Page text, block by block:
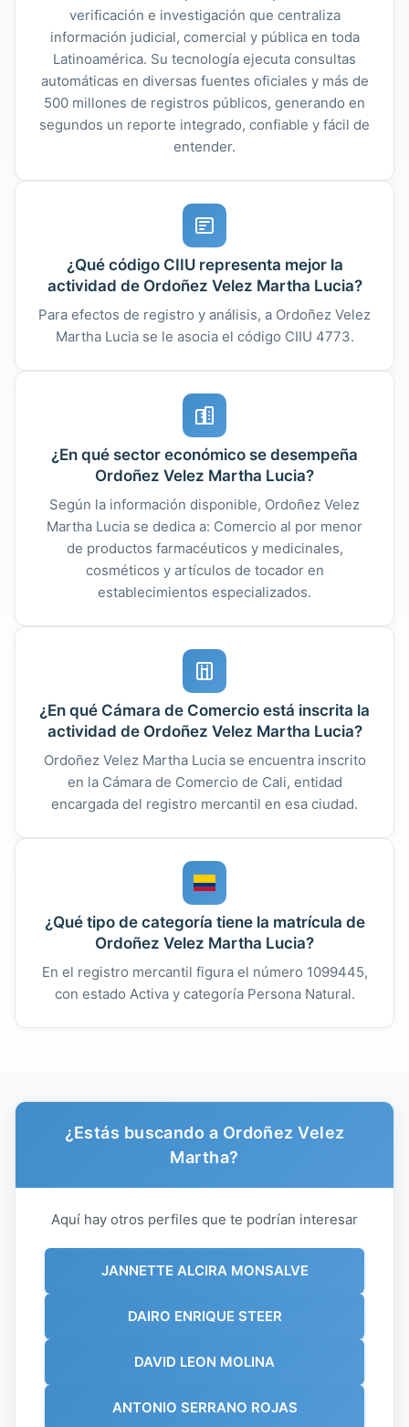
verificación e investigación que centraliza
información judicial, comercial y pública en toda
Latinoamérica. Su tecnología ejecuta consultas
automáticas en diversas fuentes oficiales y más de
500 millones de registros públicos, generando en
segundos un reporte integrado, confiable y fácil de
entender.
¿Qué código CIIU representa mejor la
actividad de Ordoñez Velez Martha Lucia?
Para efectos de registro y análisis, a Ordoñez Velez
Martha Lucia se le asocia el código CIIU 4773.
¿En qué sector económico se desempeña
Ordoñez Velez Martha Lucia?
Según la información disponible, Ordoñez Velez
Martha Lucia se dedica a: Comercio al por menor
de productos farmacéuticos y medicinales,
cosméticos y artículos de tocador en
establecimientos especializados.
¿En qué Cámara de Comercio está inscrita la
actividad de Ordoñez Velez Martha Lucia?
Ordoñez Velez Martha Lucia se encuentra inscrito
en la Cámara de Comercio de Cali, entidad
encargada del registro mercantil en esa ciudad.
¿Qué tipo de categoría tiene la matrícula de
Ordoñez Velez Martha Lucia?
En el registro mercantil figura el número 1099445,
con estado Activa y categoría Persona Natural.
¿Estás buscando a Ordoñez Velez
Martha?
Aquí hay otros perfiles que te podrían interesar
JANNETTE ALCIRA MONSALVE
DAIRO ENRIQUE STEER
DAVID LEON MOLINA
ANTONIO SERRANO ROJAS